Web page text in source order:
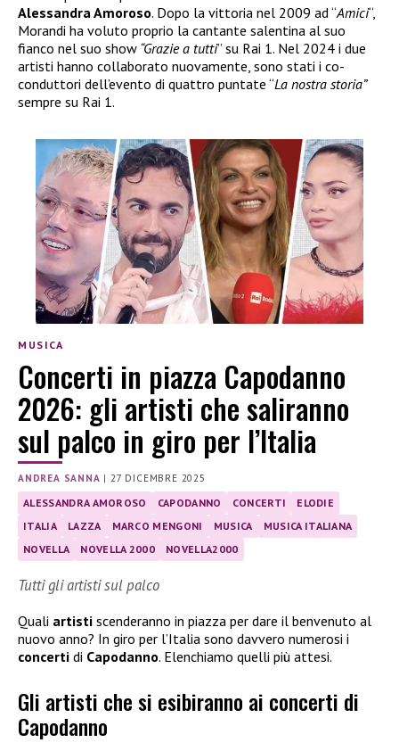
Alessandra Amoroso. Dopo la vittoria nel 2009 ad “Amici“,
Morandi ha voluto proprio la cantante salentina al suo
fianco nel suo show “Grazie a tutti” su Rai 1. Nel 2024 i due
artisti hanno collaborato nuovamente, sono stati i co-
conduttori dell’evento di quattro puntate “La nostra storia”
sempre su Rai 1.
MUSICA
Concerti in piazza Capodanno
2026: gli artisti che saliranno
sul palco in giro per l’Italia
ANDREA SANNA | 27 DICEMBRE 2025
ALESSANDRA AMOROSO CAPODANNO CONCERTI
ELODIE
ITALIA
LAZZA MARCO MENGONI MUSICA
MUSICA ITALIANA
NOVELLA
NOVELLA 2000 NOVELLA2000
Tutti gli artisti sul palco
Quali artisti scenderanno in piazza per dare il benvenuto al
nuovo anno? In giro per l’Italia sono davvero numerosi i
concerti di Capodanno. Elenchiamo quelli più attesi.
Gli artisti che si esibiranno ai concerti di
Capodanno